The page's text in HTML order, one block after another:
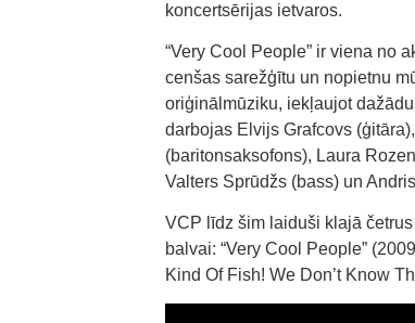
koncertsērijas ietvaros.
“Very Cool People” ir viena no
cenšas sarežģītu un nopietnu
oriģinālmūziku, iekļaujot
darbojas Elvijs Grafcovs
(baritonsaksofons), Laura
Valters Sprūdžs (bass) un
VCP līdz šim laiduši klajā
balvai: “Very Cool People”
Kind Of Fish! We Don’t Know